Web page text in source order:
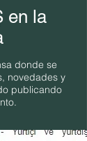
en la
donde se
novedades y
publicando